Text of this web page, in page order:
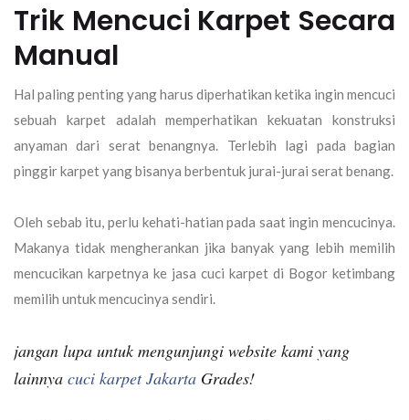
Trik Mencuci Karpet Secara
Manual
Hal paling penting yang harus diperhatikan ketika ingin mencuci
sebuah karpet adalah memperhatikan kekuatan konstruksi
anyaman dari serat benangnya. Terlebih lagi pada bagian
pinggir karpet yang bisanya berbentuk jurai-jurai serat benang.
Oleh sebab itu, perlu kehati-hatian pada saat ingin mencucinya.
Makanya tidak mengherankan jika banyak yang lebih memilih
mencucikan karpetnya ke jasa cuci karpet di Bogor ketimbang
memilih untuk mencucinya sendiri.
jangan lupa untuk mengunjungi website kami yang
lainnya cuci karpet Jakarta Grades!